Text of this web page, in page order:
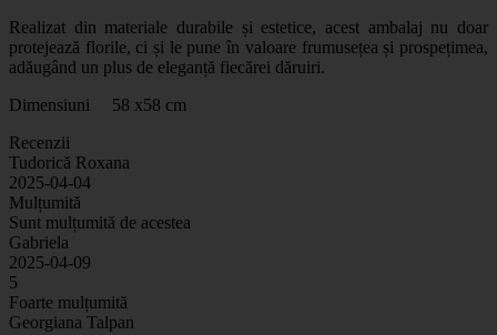
Realizat din materiale durabile și estetice, acest ambalaj nu doar
protejează florile, ci și le pune în valoare frumusețea și prospețimea,
adăugând un plus de eleganță fiecărei dăruiri.
Dimensiuni 58 x58 cm
Recenzii
Tudorică Roxana
2025-04-04
Mulțumită
Sunt mulțumită de acestea
Gabriela
2025-04-09
5
Foarte mulțumită
Georgiana Talpan